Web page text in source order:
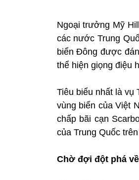
Ngoại trưởng Mỹ
các nước Trung
biển Đông được
thể hiện giọng điệu
Tiêu biểu nhất là vụ
vùng biển của Việt
chấp bãi cạn
của Trung Quốc
Chờ đợi đột phá